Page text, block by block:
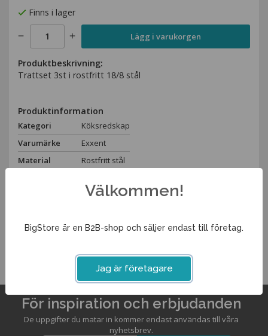
Finns i lager
Lägg i varukorgen
Produktbeskrivning:
Trattset 3st i rostfritt 18/8 stål
Produktinformation
Kategori
Köksredskap
Varumärke
Exxent
Material
Rostfritt stål
65365ME
För inspiration och erbjudanden
De uppgifter du matar in kommer endast användas till våra
nyhetsbrev.
Välkommen!
BigStore är en B2B-shop och säljer endast till företag.
Jag är företagare